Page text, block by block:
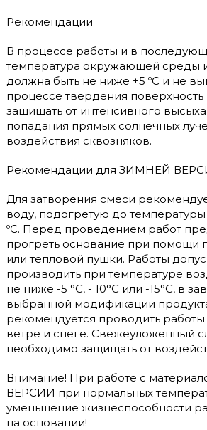
Рекомендации
В процессе работы и в
температура окружающей среды
должна быть не ниже +5 ºС и не
процессе твердения
защищать от интенсивного
попадания прямых солнечных
воздействия сквозняков.
Рекомендации для ЗИМНЕЙ
Для затворения смеси
воду, подогретую до температуры
ºС. Перед проведением работ
прогреть основание при помощи
или тепловой пушки. Работы
производить при температуре
не ниже -5 °С, - 10°С или -15°С, в
выбранной модификации
рекомендуется проводить
ветре и снеге. Свежеуложенный
необходимо защищать от
Внимание! При работе с
ВЕРСИИ при нормальных
уменьшение жизнеспособности
на основании!